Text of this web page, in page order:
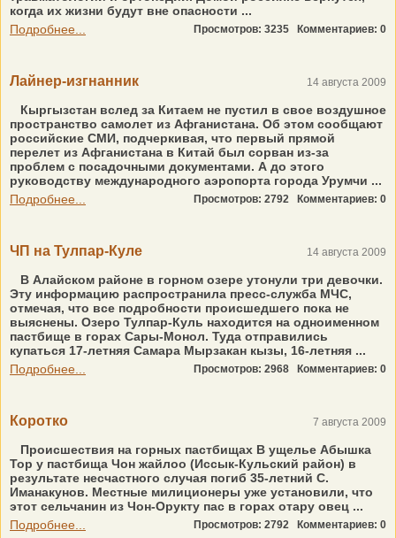
когда их жизни будут вне опасности ...
Подробнее...
Просмотров: 3235 Комментариев: 0
Лайнер-изгнанник 14 августа 2009
Кыргызстан вслед за Китаем не пустил в свое воздушное
пространство самолет из Афганистана. Об этом сообщают
российские СМИ, подчеркивая, что первый прямой
перелет из Афганистана в Китай был сорван из-за
проблем с посадочными документами. А до этого
руководству международного аэропорта города Урумчи ...
Подробнее...
Просмотров: 2792 Комментариев: 0
ЧП на Тулпар-Куле 14 августа 2009
В Алайском районе в горном озере утонули три девочки.
Эту информацию распространила пресс-служба МЧС,
отмечая, что все подробности происшедшего пока не
выяснены. Озеро Тулпар-Куль находится на одноименном
пастбище в горах Сары-Монол. Туда отправились
купаться 17-летняя Самара Мырзакан кызы, 16-летняя ...
Подробнее...
Просмотров: 2968 Комментариев: 0
Коротко 7 августа 2009
Происшествия на горных пастбищах В ущелье Абышка
Тор у пастбища Чон жайлоо (Иссык-Кульский район) в
результате несчастного случая погиб 35-летний С.
Иманакунов. Местные милиционеры уже установили, что
этот сельчанин из Чон-Орукту пас в горах отару овец ...
Подробнее...
Просмотров: 2792 Комментариев: 0